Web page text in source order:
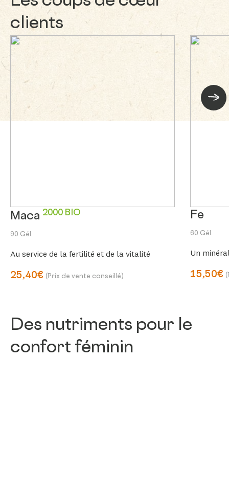
clients
Maca 2000 BIO
90 Gél.
Au service de la fertilité et de la vitalité
25,40€ (Prix de vente conseillé)
Fe
60 Gél.
Un
15,50€
Des nutriments pour le
confort féminin